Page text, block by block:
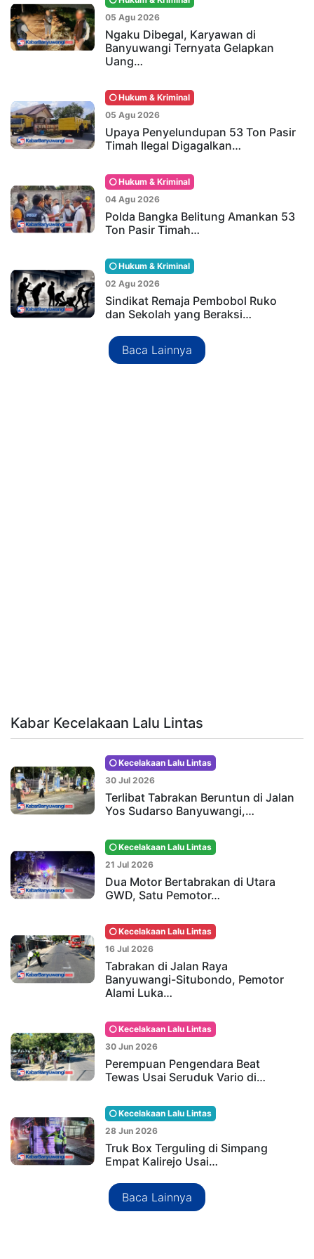
05 Agu 2026
Ngaku Dibegal, Karyawan di
Banyuwangi Ternyata Gelapkan
Uang…
Hukum & Kriminal
05 Agu 2026
Upaya Penyelundupan 53 Ton Pasir
Timah Ilegal Digagalkan…
Hukum & Kriminal
04 Agu 2026
Polda Bangka Belitung Amankan 53
Ton Pasir Timah…
Hukum & Kriminal
02 Agu 2026
Sindikat Remaja Pembobol Ruko
dan Sekolah yang Beraksi…
Baca Lainnya
Kabar Kecelakaan Lalu Lintas
Kecelakaan Lalu Lintas
30 Jul 2026
Terlibat Tabrakan Beruntun di Jalan
Yos Sudarso Banyuwangi,…
Kecelakaan Lalu Lintas
21 Jul 2026
Dua Motor Bertabrakan di Utara
GWD, Satu Pemotor…
Kecelakaan Lalu Lintas
16 Jul 2026
Tabrakan di Jalan Raya
Banyuwangi-Situbondo, Pemotor
Alami Luka…
Kecelakaan Lalu Lintas
30 Jun 2026
Perempuan Pengendara Beat
Tewas Usai Seruduk Vario di…
Kecelakaan Lalu Lintas
28 Jun 2026
Truk Box Terguling di Simpang
Empat Kalirejo Usai…
Baca Lainnya